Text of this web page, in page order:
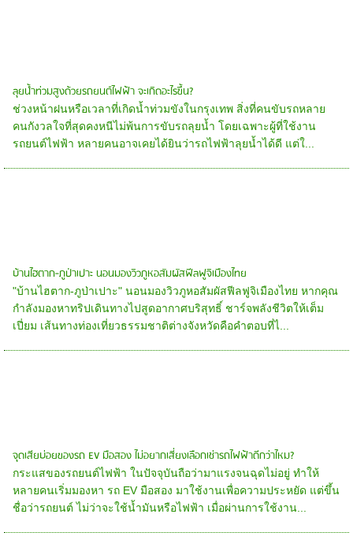
ลุยน้ำท่วมสูงด้วยรถยนต์ไฟฟ้า จะเกิดอะไรขึ้น?
ช่วงหน้าฝนหรือเวลาที่เกิดน้ำท่วมขังในกรุงเทพ สิ่งที่คนขับรถหลาย
คนกังวลใจที่สุดคงหนีไม่พ้นการขับรถลุยน้ำ โดยเฉพาะผู้ที่ใช้งาน
รถยนต์ไฟฟ้า หลายคนอาจเคยได้ยินว่ารถไฟฟ้าลุยน้ำได้ดี แต่ใ...
บ้านไฮตาก-ภูป่าเปาะ นอนมองวิวภูหอสัมผัสฟีลฟูจิเมืองไทย
"บ้านไฮตาก-ภูป่าเปาะ" นอนมองวิวภูหอสัมผัสฟีลฟูจิเมืองไทย หากคุณ
กำลังมองหาทริปเดินทางไปสูดอากาศบริสุทธิ์ ชาร์จพลังชีวิตให้เต็ม
เปี่ยม เส้นทางท่องเที่ยวธรรมชาติต่างจังหวัดคือคำตอบที่ไ...
จุดเสียบ่อยของรถ EV มือสอง ไม่อยากเสี่ยงเลือกเช่ารถไฟฟ้าดีกว่าไหม?
กระแสของรถยนต์ไฟฟ้า ในปัจจุบันถือว่ามาแรงจนฉุดไม่อยู่ ทำให้
หลายคนเริ่มมองหา รถ EV มือสอง มาใช้งานเพื่อความประหยัด แต่ขึ้น
ชื่อว่ารถยนต์ ไม่ว่าจะใช้น้ำมันหรือไฟฟ้า เมื่อผ่านการใช้งาน...